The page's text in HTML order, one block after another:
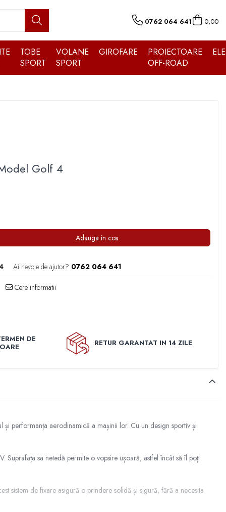
0762 064 641 0,00
TOBE
SPORT
VOLANE
SPORT
GIROFARE
PROIECTOARE
OFF-ROAD
Golf 4
Adauga in cos
Ai nevoie de ajutor? 0762 064 641
Cere informatii
DE
RETUR GARANTAT IN 14 ZILE
și performanța aerodinamică a mașinii lor. Cu un design sportiv și
Suprafața sa netedă permite o vopsire ușoară, astfel încât să îl poți
sistem de fixare asigură o prindere solidă și sigură, fără a necesita